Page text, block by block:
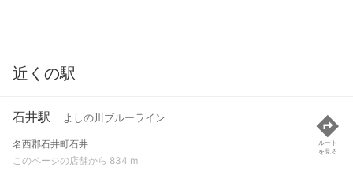
近くの駅
石井駅 よしの川ブルーライン
名西郡石井町石井
このページの店舗から 834 m
ルート
を見る